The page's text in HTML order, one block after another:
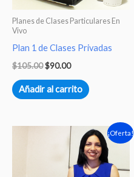
Planes de Clases Particulares En
Vivo
Plan 1 de Clases Privadas
$105.00$90.00
Añadir al carrito
¡Oferta!
original
$350.00.
precio
actual
es:
$320.00.